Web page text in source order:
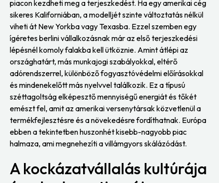
piacon kezdheti meg a terjeszkedést. Ha egy amerikai cég
sikeres Kaliforniában, a modelljét szinte változtatás nélkül
viheti át New Yorkba vagy Texasba. Ezzel szemben egy
ígéretes berlini vállalkozásnak már az első terjeszkedési
lépésnél komoly falakba kell ütköznie. Amint átlépi az
országhatárt, más munkajogi szabályokkal, eltérő
adórendszerrel, különböző fogyasztóvédelmi előírásokkal
és mindenekelőtt más nyelvvel találkozik. Ez a típusú
széttagoltság elképesztő mennyiségű energiát és tőkét
emészt fel, amit az amerikai versenytársak közvetlenül a
termékfejlesztésre és a növekedésre fordíthatnak. Európa
ebben a tekintetben huszonhét kisebb-nagyobb piac
halmaza, ami megnehezíti a villámgyors skálázódást.
A kockázatvállalás kultúrája